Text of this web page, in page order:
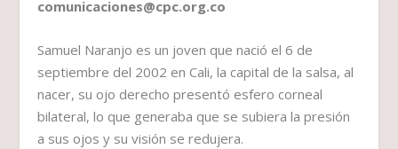
comunicaciones@cpc.org.co
Samuel Naranjo es un joven que nació el 6 de
septiembre del 2002 en Cali, la capital de la salsa, al
nacer, su ojo derecho presentó esfero corneal
bilateral, lo que generaba que se subiera la presión
a sus ojos y su visión se redujera.